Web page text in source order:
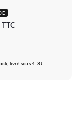
3
9
livré sous 4-8J